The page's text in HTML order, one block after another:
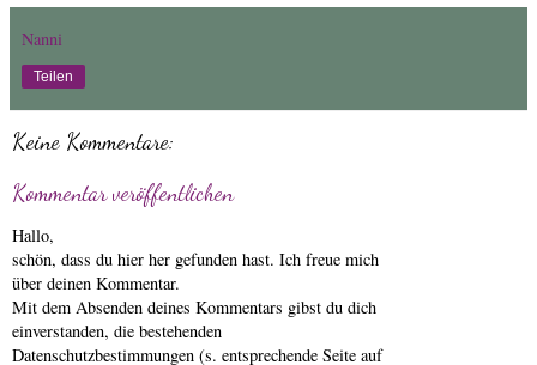
Nanni
Teilen
Keine Kommentare:
Kommentar veröffentlichen
Hallo,
schön, dass du hier her gefunden hast. Ich freue mich
über deinen Kommentar.
Mit dem Absenden deines Kommentars gibst du dich
einverstanden, die bestehenden
Datenschutzbestimmungen (s. entsprechende Seite auf